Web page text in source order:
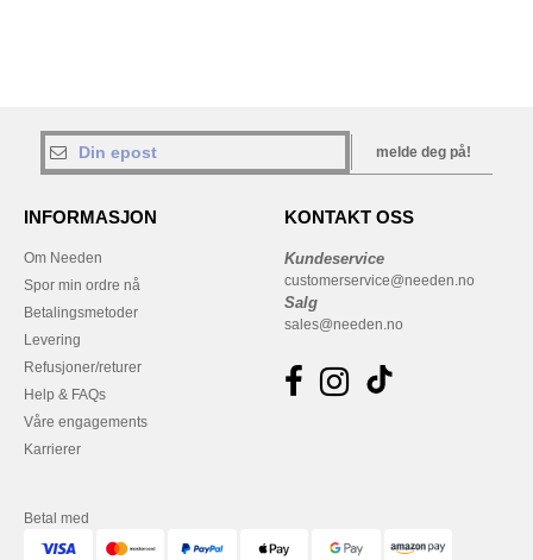
melde deg på!
INFORMASJON
Om Needen
Spor min ordre nå
Betalingsmetoder
Levering
Refusjoner/returer
Help & FAQs
Våre engagements
Karrierer
KONTAKT OSS
Kundeservice
customerservice@needen.no
Salg
sales@needen.no
Betal med